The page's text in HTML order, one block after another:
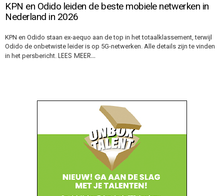
KPN en Odido leiden de beste mobiele netwerken in
Nederland in 2026
KPN en Odido staan ex-aequo aan de top in het totaalklassement, terwijl
Odido de onbetwiste leider is op 5G-netwerken. Alle details zijn te vinden
in het persbericht. LEES MEER…